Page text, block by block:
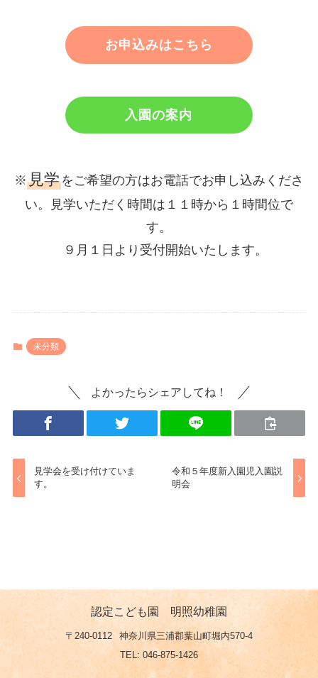
お申込みはこちら
入園の案内
※ 見学 をご希望の方はお電話でお申し込みくださ
い。見学いただく時間は１１時から１時間位で
す。
９月１日より受付開始いたします。
未分類
よかったらシェアしてね！
見学会を受け付けていま
す。
令和５年度新入園児入園説
明会
認定こども園 明照幼稚園
〒240-0112
神奈川県三浦郡葉山町堀内570-4
TEL: 046-875-1426